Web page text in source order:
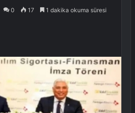
0 17 1 dakika okuma süresi